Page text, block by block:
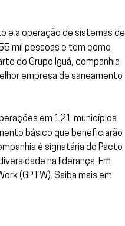
e a operação de sistemas de
mil pessoas e tem como
do Grupo Iguá, companhia
empresa de saneamento
em 121 municípios
básico que beneficiarão
é signatária do Pacto
na liderança. Em
(GPTW). Saiba mais em